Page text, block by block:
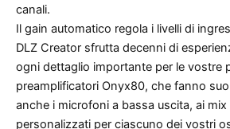
canali.
Il gain automatico regola i livelli di
DLZ Creator sfrutta decenni di
ogni dettaglio importante per le vostre
preamplificatori Onyx80, che fanno
anche i microfoni a bassa uscita, ai mix
personalizzati per ciascuno dei vostri